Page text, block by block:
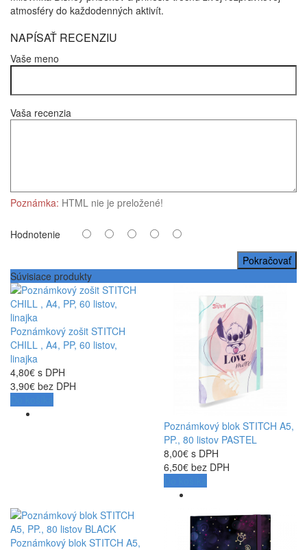
atmosféry do každodenných aktivít.
NAPÍSAŤ RECENZIU
Vaše meno
Vaša recenzia
Poznámka: HTML nie je preložené!
Hodnotenie
Pokračovať
Súvisiace produkty
Poznámkový zošit STITCH
CHILL , A4, PP, 60 listov,
linajka
4,80€ s DPH
3,90€ bez DPH
Poznámkový blok STITCH A5,
PP., 80 listov PASTEL
8,00€ s DPH
6,50€ bez DPH
Poznámkový blok STITCH A5,